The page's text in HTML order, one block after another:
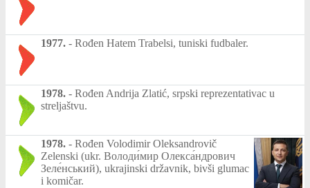
1977. - Rođen Hatem Trabelsi, tuniski fudbaler.
1978. - Rođen Andrija Zlatić, srpski reprezentativac u
streljaštvu.
1978. - Rođen Volodimir Oleksandrovič
Zelenski (ukr. Володи́мир Олекса́ндрович
Зеле́нський), ukrajinski državnik, bivši glumac
i komičar.